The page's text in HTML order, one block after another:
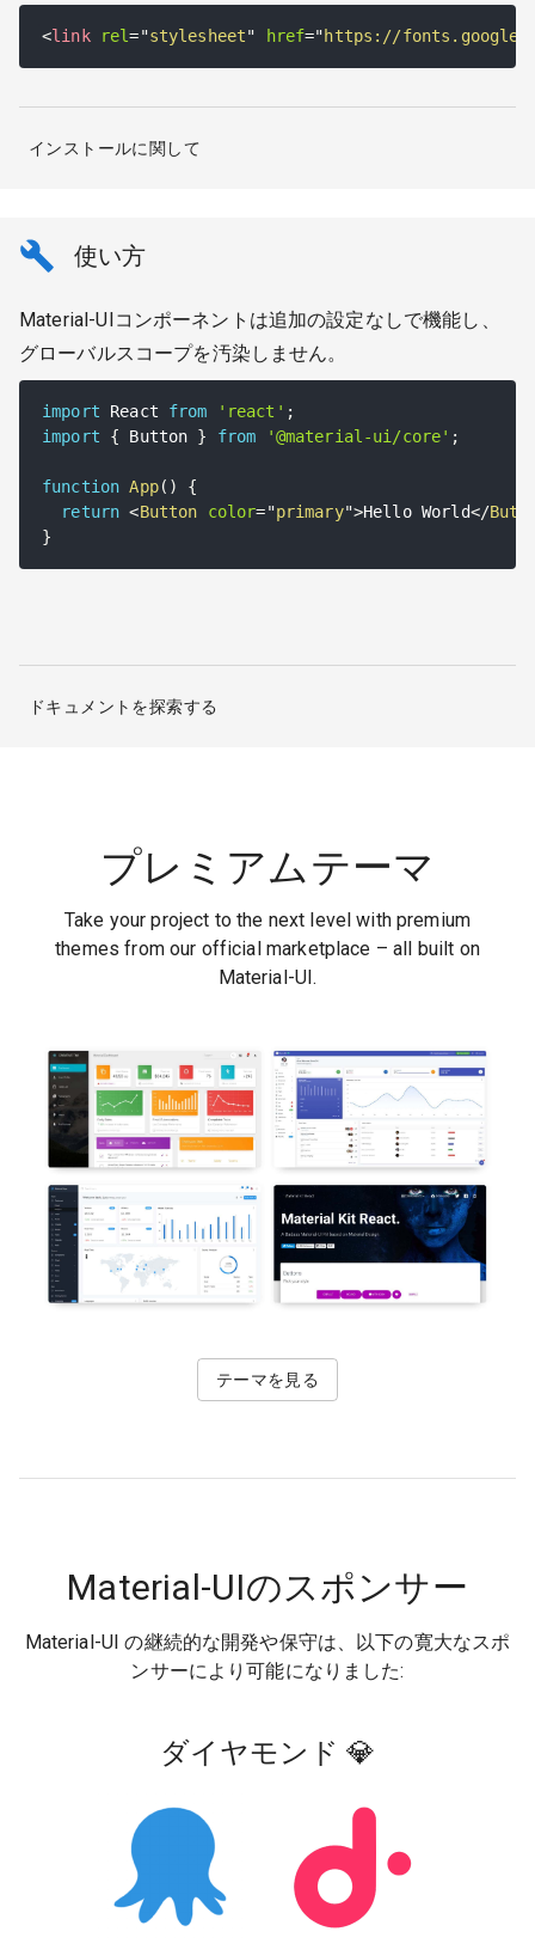
<link rel="stylesheet" href="https://
インストールに関して
使い方
Material-UIコンポーネントは追加の設定なしで機能し、
グローバルスコープを汚染しません。
import React from 'react' ;
import
{ Button } from '@material-ui/core' ;
function App( )
{
return <Button color="primary">Hello World</
}
ドキュメントを探索する
プレミアムテーマ
Take your project to the next level with premium
themes from our official marketplace – all built on
Material-UI.
テーマを見る
Material-UIのスポンサー
Material-UI の継続的な開発や保守は、以下の寛大なスポ
ンサーにより可能になりました:
ダイヤモンド 💎